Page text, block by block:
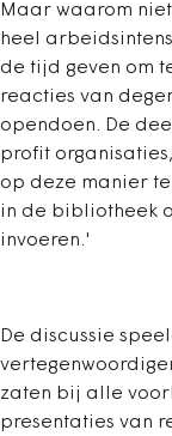
Maar waarom
heel
de tijd geven om
reacties van
opendoen. De
profit
op deze manier
in de bibliotheek
invoeren.'
De discussie
zaten bij alle
presentaties van